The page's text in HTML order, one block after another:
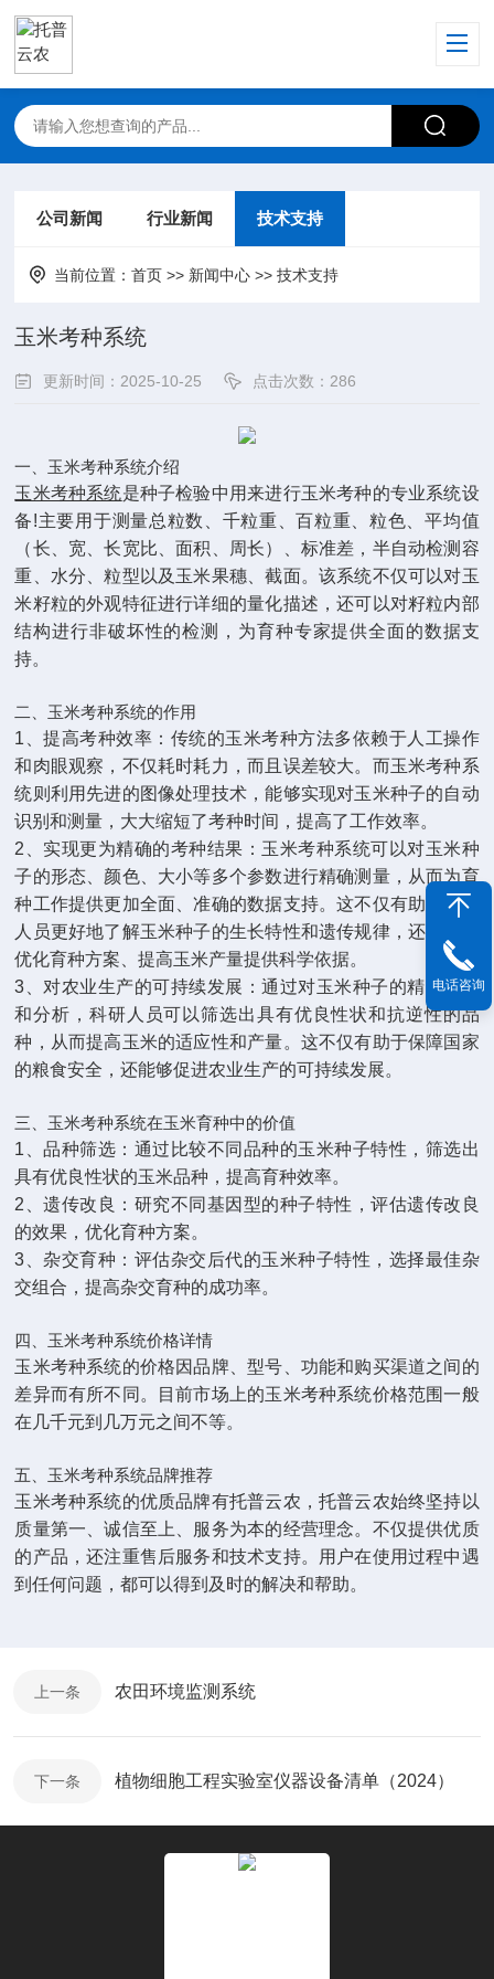
公司新闻 行业新闻 技术支持
当前位置：首页 >> 新闻中心 >>技术支持
玉米考种系统
更新时间：2025-10-25 点击次数：286
一、玉米考种系统介绍
玉米考种系统是种子检验中用来进行玉米考种的专业系统设
备!主要用于测量总粒数、千粒重、百粒重、粒色、平均值
（长、宽、长宽比、面积、周长）、标准差，半自动检测容
重、水分、粒型以及玉米果穗、截面。该系统不仅可以对玉
米籽粒的外观特征进行详细的量化描述，还可以对籽粒内部
结构进行非破坏性的检测，为育种专家提供全面的数据支
持。
二、玉米考种系统的作用
1、提高考种效率：传统的玉米考种方法多依赖于人工操作
和肉眼观察，不仅耗时耗力，而且误差较大。而玉米考种系
统则利用先进的图像处理技术，能够实现对玉米种子的自动
识别和测量，大大缩短了考种时间，提高了工作效率。
2、实现更为精确的考种结果：玉米考种系统可以对玉米种
子的形态、颜色、大小等多个参数进行精确测量，从而为育
种工作提供更加全面、准确的数据支持。这不仅有助于科研
人员更好地了解玉米种子的生长特性和遗传规律，还能够为
优化育种方案、提高玉米产量提供科学依据。
3、对农业生产的可持续发展：通过对玉米种子的精确测量
和分析，科研人员可以筛选出具有优良性状和抗逆性的品
种，从而提高玉米的适应性和产量。这不仅有助于保障国家
的粮食安全，还能够促进农业生产的可持续发展。
三、玉米考种系统在玉米育种中的价值
1、品种筛选：通过比较不同品种的玉米种子特性，筛选出
具有优良性状的玉米品种，提高育种效率。
2、遗传改良：研究不同基因型的种子特性，评估遗传改良
的效果，优化育种方案。
3、杂交育种：评估杂交后代的玉米种子特性，选择最佳杂
交组合，提高杂交育种的成功率。
四、玉米考种系统价格详情
玉米考种系统的价格因品牌、型号、功能和购买渠道之间的
差异而有所不同。目前市场上的玉米考种系统价格范围一般
在几千元到几万元之间不等。
五、玉米考种系统品牌推荐
玉米考种系统的优质品牌有托普云农，托普云农始终坚持以
质量第一、诚信至上、服务为本的经营理念。不仅提供优质
的产品，还注重售后服务和技术支持。用户在使用过程中遇
到任何问题，都可以得到及时的解决和帮助。
上一条 农田环境监测系统
下一条 植物细胞工程实验室仪器设备清单（2024）
电话咨询